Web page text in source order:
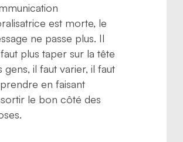
est morte, le
ne passe plus. Il
plus taper sur la tête
gens, il faut varier, il faut
en faisant
le bon côté des